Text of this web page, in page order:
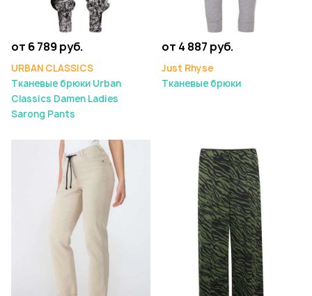
от 6 789 руб.
URBAN CLASSICS
Тканевые брюки Urban
Classics Damen Ladies
Sarong Pants
от 4 887 руб.
Just Rhyse
Тканевые брюки